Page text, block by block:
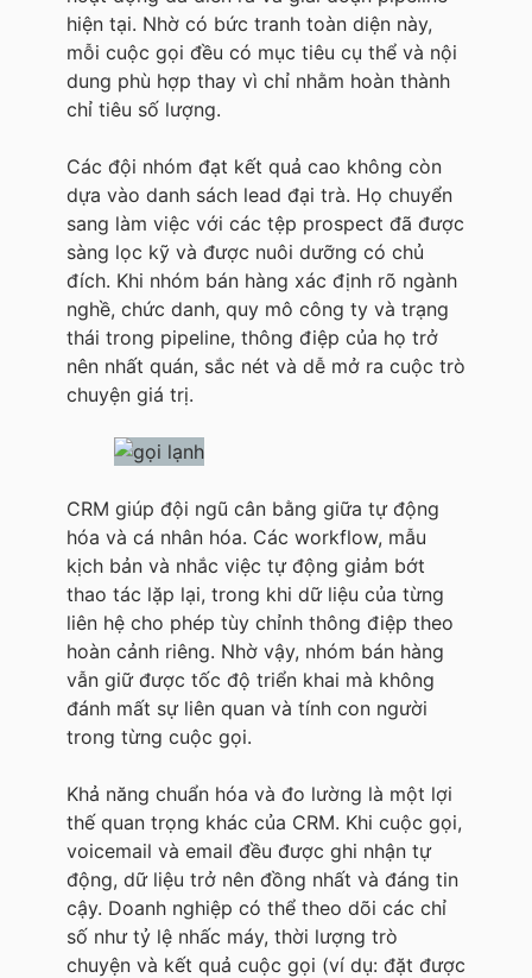
hiện tại. Nhờ có bức tranh toàn diện này,
mỗi cuộc gọi đều có mục tiêu cụ thể và nội
dung phù hợp thay vì chỉ nhằm hoàn thành
chỉ tiêu số lượng.
Các đội nhóm đạt kết quả cao không còn
dựa vào danh sách lead đại trà. Họ chuyển
sang làm việc với các tệp prospect đã được
sàng lọc kỹ và được nuôi dưỡng có chủ
đích. Khi nhóm bán hàng xác định rõ ngành
nghề, chức danh, quy mô công ty và trạng
thái trong pipeline, thông điệp của họ trở
nên nhất quán, sắc nét và dễ mở ra cuộc trò
chuyện giá trị.
CRM giúp đội ngũ cân bằng giữa tự động
hóa và cá nhân hóa. Các workflow, mẫu
kịch bản và nhắc việc tự động giảm bớt
thao tác lặp lại, trong khi dữ liệu của từng
liên hệ cho phép tùy chỉnh thông điệp theo
hoàn cảnh riêng. Nhờ vậy, nhóm bán hàng
vẫn giữ được tốc độ triển khai mà không
đánh mất sự liên quan và tính con người
trong từng cuộc gọi.
Khả năng chuẩn hóa và đo lường là một lợi
thế quan trọng khác của CRM. Khi cuộc gọi,
voicemail và email đều được ghi nhận tự
động, dữ liệu trở nên đồng nhất và đáng tin
cậy. Doanh nghiệp có thể theo dõi các chỉ
số như tỷ lệ nhấc máy, thời lượng trò
chuyện và kết quả cuộc gọi (ví dụ: đặt được